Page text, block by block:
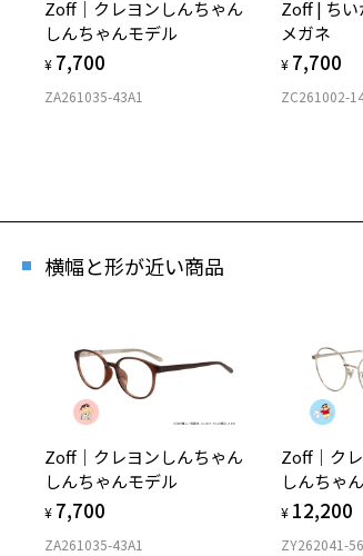
Zoff｜クレヨンしんちゃん
しんちゃんモデル
¥ 7,700
ZA261035-43A1
Zoff | ちい
メガネ
¥ 7,700
ZC261002-
横幅と形が近い商品
Zoff｜クレヨンしんちゃん
しんちゃんモデル
¥ 7,700
ZA261035-43A1
Zoff｜ク
しんちゃ
¥ 12,200
ZY262041-